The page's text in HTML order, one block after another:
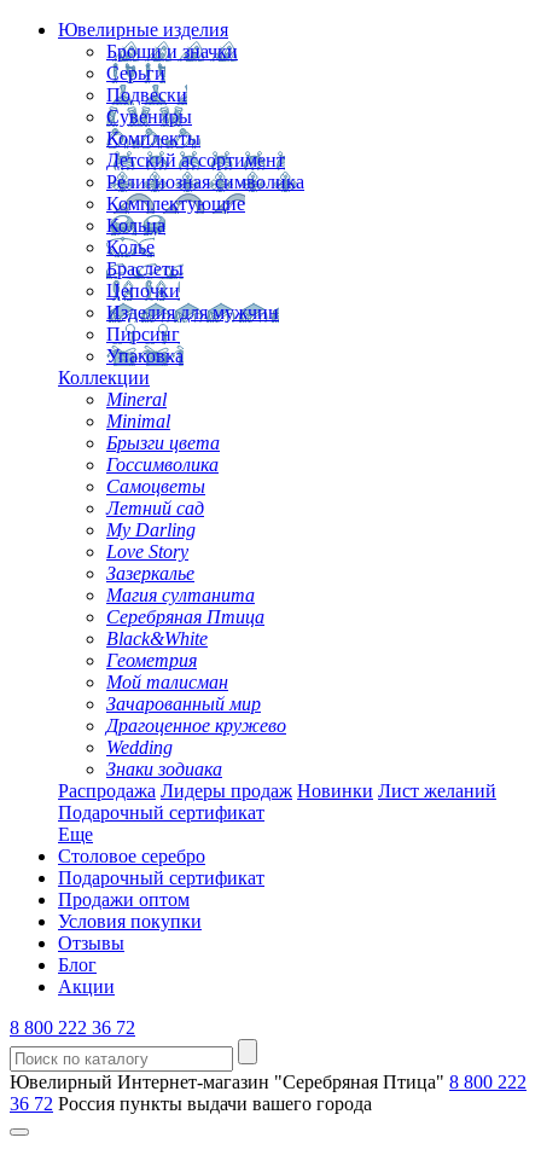
Ювелирные изделия
Броши и значки
Серьги
Подвески
Сувениры
Комплекты
Детский ассортимент
Религиозная символика
Комплектующие
Кольца
Колье
Браслеты
Цепочки
Изделия для мужчин
Пирсинг
Упаковка
Коллекции
Mineral
Minimal
Брызги цвета
Госсимволика
Самоцветы
Летний сад
My Darling
Love Story
Зазеркалье
Магия султанита
Серебряная Птица
Black&White
Геометрия
Мой талисман
Зачарованный мир
Драгоценное кружево
Wedding
Знаки зодиака
Распродажа Лидеры продаж Новинки Лист желаний
Подарочный сертификат
Еще
Столовое серебро
Подарочный сертификат
Продажи оптом
Условия покупки
Отзывы
Блог
Акции
8 800 222 36 72
Ювелирный Интернет-магазин "Серебряная Птица" 8 800 222
36 72 Россия пункты выдачи вашего города